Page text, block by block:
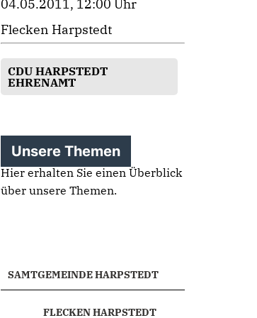
04.05.2011, 12:00 Uhr
Flecken Harpstedt
CDU HARPSTEDT
EHRENAMT
Unsere Themen
Hier erhalten Sie einen Überblick
über unsere Themen.
SAMTGEMEINDE HARPSTEDT
FLECKEN HARPSTEDT